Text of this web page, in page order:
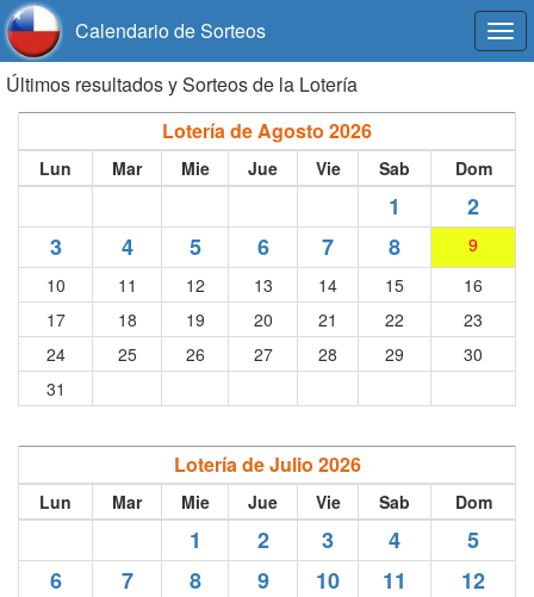
Calendario de Sorteos
Últimos resultados y Sorteos de la Lotería
Lotería de Agosto 2026
Lun Mar Mie Jue Vie Sab Dom
1
2
3
4 5 6 7 8
9
10
11 12 13 14 15
16
17
18 19 20 21 22
23
24
25 26 27 28 29
30
31
Lotería de Julio 2026
Lun Mar Mie Jue Vie Sab Dom
1 2 3 4
5
6
7 8 9 10 11
12